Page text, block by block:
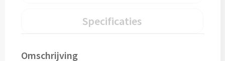
Overige drinkwaren
Specificaties
Omschrijving